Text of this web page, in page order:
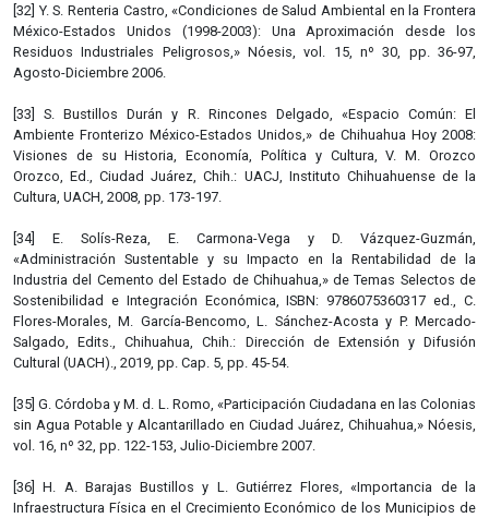
[32] Y. S. Renteria Castro, «Condiciones de Salud Ambiental en la Frontera
México-Estados Unidos (1998-2003): Una Aproximación desde los
Residuos Industriales Peligrosos,» Nóesis, vol. 15, nº 30, pp. 36-97,
Agosto-Diciembre 2006.
[33] S. Bustillos Durán y R. Rincones Delgado, «Espacio Común: El
Ambiente Fronterizo México-Estados Unidos,» de Chihuahua Hoy 2008:
Visiones de su Historia, Economía, Política y Cultura, V. M. Orozco
Orozco, Ed., Ciudad Juárez, Chih.: UACJ, Instituto Chihuahuense de la
Cultura, UACH, 2008, pp. 173-197.
[34] E. Solís-Reza, E. Carmona-Vega y D. Vázquez-Guzmán,
«Administración Sustentable y su Impacto en la Rentabilidad de la
Industria del Cemento del Estado de Chihuahua,» de Temas Selectos de
Sostenibilidad e Integración Económica, ISBN: 9786075360317 ed., C.
Flores-Morales, M. García-Bencomo, L. Sánchez-Acosta y P. Mercado-
Salgado, Edits., Chihuahua, Chih.: Dirección de Extensión y Difusión
Cultural (UACH)., 2019, pp. Cap. 5, pp. 45-54.
[35] G. Córdoba y M. d. L. Romo, «Participación Ciudadana en las Colonias
sin Agua Potable y Alcantarillado en Ciudad Juárez, Chihuahua,» Nóesis,
vol. 16, nº 32, pp. 122-153, Julio-Diciembre 2007.
[36] H. A. Barajas Bustillos y L. Gutiérrez Flores, «Importancia de la
Infraestructura Física en el Crecimiento Económico de los Municipios de